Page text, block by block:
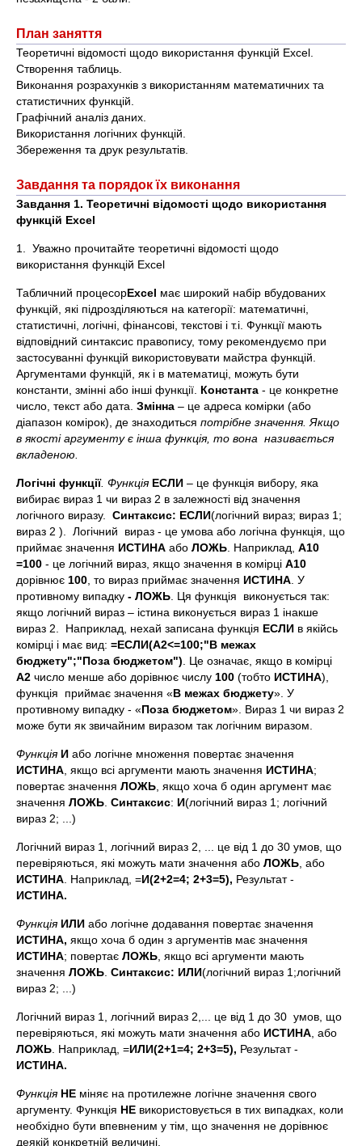
План заняття
Теоретичні відомості щодо використання функцій Excel.
Створення таблиць.
Виконання розрахунків з використанням математичних та
статистичних функцій.
Графічний аналіз даних.
Використання логічних функцій.
Збереження та друк результатів.
Завдання та порядок їх виконання
Завдання 1. Теоретичні відомості щодо використання
функцій Excel
1. Уважно прочитайте теоретичні відомості щодо
використання функцій Excel
Табличний процесорExcel має широкий набір вбудованих
функцій, які підрозділяються на категорії: математичні,
статистичні, логічні, фінансові, текстові і т.і. Функції мають
відповідний синтаксис правопису, тому рекомендуємо при
застосуванні функцій використовувати майстра функцій.
Аргументами функцій, як і в математиці, можуть бути
константи, змінні або інші функції. Константа - це конкретне
число, текст або дата. Змінна – це адреса комірки (або
діапазон комірок), де знаходиться потрібне значення. Якщо
в якості аргументу є інша функція, то вона називається
вкладеною.
Логічні функції. Функція ЕСЛИ – це функція вибору, яка
вибирає вираз 1 чи вираз 2 в залежності від значення
логічного виразу. Синтаксис: ЕСЛИ(логічний вираз; вираз 1;
вираз 2 ). Логічний вираз - це умова або логічна функція, що
приймає значення ИСТИНА або ЛОЖЬ . Наприклад, A10
=100 - це логічний вираз, якщо значення в комірці A10
дорівнює 100 , то вираз приймає значення ИСТИНА . У
противному випадку - ЛОЖЬ . Ця функція виконується так:
якщо логічний вираз – істина виконується вираз 1 інакше
вираз 2. Наприклад, нехай записана функція ЕСЛИ в якійсь
комірці і має вид: =ЕСЛИ(A2<=100;"В межах
бюджету";"Поза бюджетом") . Це означає, якщо в комірці
А2 число менше або дорівнює числу 100 (тобто ИСТИНА),
функція приймає значення «В межах бюджету». У
противному випадку - «Поза бюджетом». Вираз 1 чи вираз 2
може бути як звичайним виразом так логічним виразом.
Функція И або логічне множення повертає значення
ИСТИНА , якщо всі аргументи мають значення ИСТИНА;
повертає значення ЛОЖЬ , якщо хоча б один аргумент має
значення ЛОЖЬ Синтаксис: И(логічний вираз 1; логічний
вираз 2; ...)
Логічний вираз 1, логічний вираз 2, ... це від 1 до 30 умов, що
перевіряються, які можуть мати значення або ЛОЖЬ , або
ИСТИНА . Наприклад, =И(2+2=4; 2+3=5), Результат -
ИСТИНА.
Функція ИЛИ або логічне додавання повертає значення
ИСТИНА, якщо хоча б один з аргументів має значення
ИСТИНА; повертає ЛОЖЬ , якщо всі аргументи мають
значення ЛОЖЬ Синтаксис: ИЛИ(логічний вираз 1;логічний
вираз 2; ...)
Логічний вираз 1, логічний вираз 2,... це від 1 до 30 умов, що
перевіряються, які можуть мати значення або ИСТИНА , або
ЛОЖЬ . Наприклад, =ИЛИ(2+1=4; 2+3=5), Результат -
ИСТИНА.
Функція НЕ міняє на протилежне логічне значення свого
аргументу. Функція НЕ використовується в тих випадках, коли
необхідно бути впевненим у тім, що значення не дорівнює
деякій конкретній величині.